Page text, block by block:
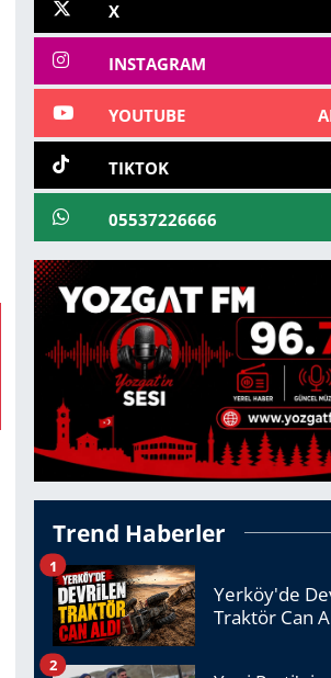
X
INSTAGRAM
YOUTUBE
TIKTOK
05537226666
Trend Haberler
Yerköy'de
Traktör Can
1
2